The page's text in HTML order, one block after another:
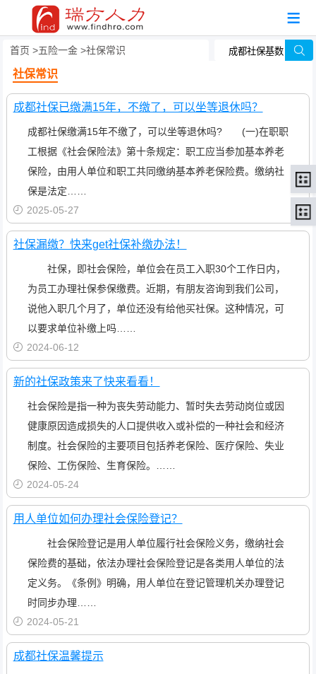
首页 五险一金 社保常识
社保常识
成都社保已缴满15年，不缴了，可以坐等退休吗？
成都社保缴满15年不缴了，可以坐等退休吗? (一)在职职
工根据《社会保险法》第十条规定：职工应当参加基本养老
保险，由用人单位和职工共同缴纳基本养老保险费。缴纳社
保是法定……
2025-05-27
社保漏缴？快来get社保补缴办法！
社保，即社会保险，单位会在员工入职30个工作日内，
为员工办理社保参保缴费。近期，有朋友咨询到我们公司，
说他入职几个月了，单位还没有给他买社保。这种情况，可
以要求单位补缴上吗……
2024-06-12
新的社保政策来了快来看看！
社会保险是指一种为丧失劳动能力、暂时失去劳动岗位或因
健康原因造成损失的人口提供收入或补偿的一种社会和经济
制度。社会保险的主要项目包括养老保险、医疗保险、失业
保险、工伤保险、生育保险。……
2024-05-24
用人单位如何办理社会保险登记？
社会保险登记是用人单位履行社会保险义务，缴纳社会
保险费的基础，依法办理社会保险登记是各类用人单位的法
定义务。《条例》明确，用人单位在登记管理机关办理登记
时同步办理……
2024-05-21
成都社保温馨提示